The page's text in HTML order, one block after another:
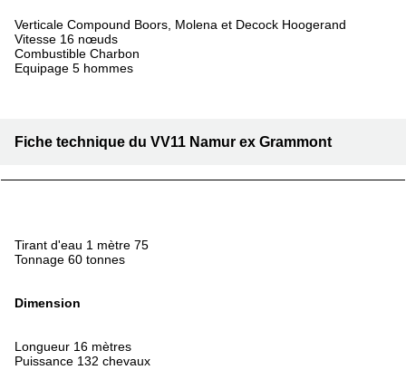
Verticale Compound Boors, Molena et Decock Hoogerand
Vitesse 16 nœuds
Combustible Charbon
Equipage 5 hommes
Fiche technique du VV11 Namur ex Grammont
Tirant d'eau 1 mètre 75
Tonnage 60 tonnes
Dimension
Longueur 16 mètres
Puissance 132 chevaux